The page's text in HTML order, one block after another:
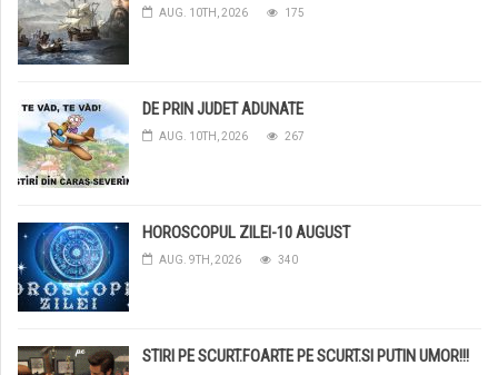
AUG. 10TH, 2026 175
DE PRIN JUDET ADUNATE
AUG. 10TH, 2026 267
HOROSCOPUL ZILEI-10 AUGUST
AUG. 9TH, 2026 340
STIRI PE SCURT.FOARTE PE SCURT.SI PUTIN UMOR!!!